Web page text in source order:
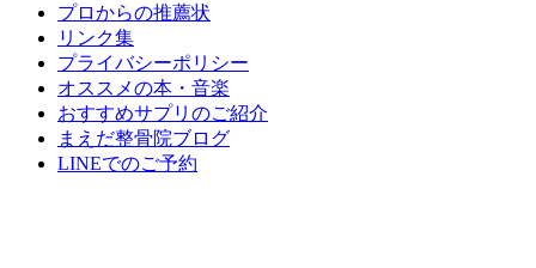
プロからの推薦状
リンク集
プライバシーポリシー
オススメの本・音楽
おすすめサプリのご紹介
まえだ整骨院ブログ
LINEでのご予約